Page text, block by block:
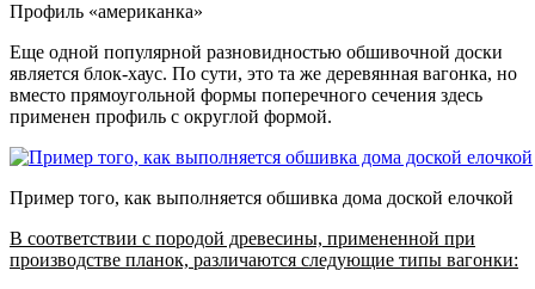
Профиль «американка»
Еще одной популярной разновидностью обшивочной доски
является блок-хаус. По сути, это та же деревянная вагонка, но
вместо прямоугольной формы поперечного сечения здесь
применен профиль с округлой формой.
Пример того, как выполняется обшивка дома доской елочкой
В соответствии с породой древесины, примененной при
производстве планок, различаются следующие типы вагонки: